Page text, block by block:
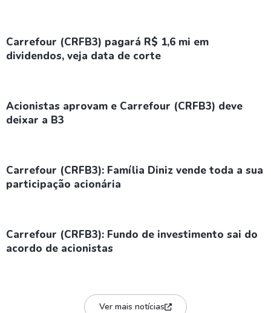
Carrefour (CRFB3) pagará R$ 1,6 mi em
dividendos, veja data de corte
Acionistas aprovam e Carrefour (CRFB3) deve
deixar a B3
Carrefour (CRFB3): Família Diniz vende toda a sua
participação acionária
Carrefour (CRFB3): Fundo de investimento sai do
acordo de acionistas
Ver mais notícias